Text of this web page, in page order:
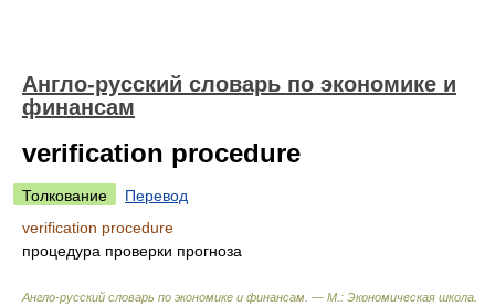
Англо-русский словарь по экономике и
финансам
verification procedure
Толкование
Перевод
verification procedure
процедура проверки прогноза
Англо-русский словарь по экономике и финансам. — М.: Экономическая школа